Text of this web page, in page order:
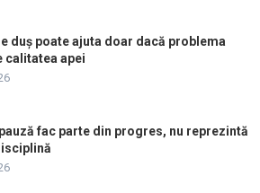
duș poate ajuta doar dacă problema
calitatea apei
fac parte din progres, nu reprezintă